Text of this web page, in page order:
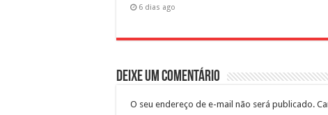
6 dias ago
Deixe um comentário
O seu endereço de e-mail não será publicado.